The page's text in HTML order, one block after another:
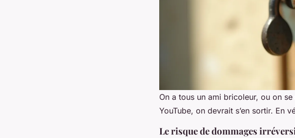
On a tous un ami bricoleur, ou on
YouTube, on devrait s’en sortir. En
Le risque de dommages